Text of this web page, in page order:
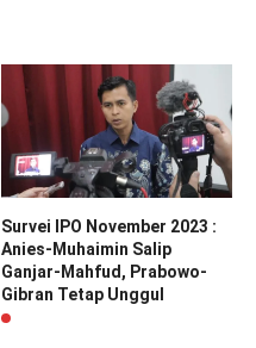
Survei IPO November 2023 :
Anies-Muhaimin Salip
Ganjar-Mahfud, Prabowo-
Gibran Tetap Unggul